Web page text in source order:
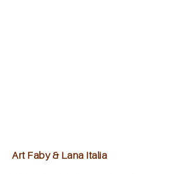
Art Faby & Lana Italia